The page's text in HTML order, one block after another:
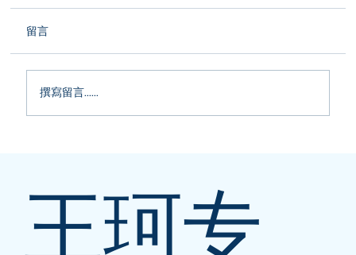
留言
撰寫留言......
王珂专